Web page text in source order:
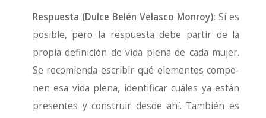
Res­pues­ta (Dul­ce Belén Velas­co Mon­roy): Sí es
posi­ble, pero la res­pues­ta debe par­tir de la
pro­pia defi­ni­ción de vida ple­na de cada mujer.
Se reco­mien­da escri­bir qué ele­men­tos com­po­
nen esa vida ple­na, iden­ti­fi­car cuá­les ya están
pre­sen­tes y cons­truir des­de ahí. Tam­bién es